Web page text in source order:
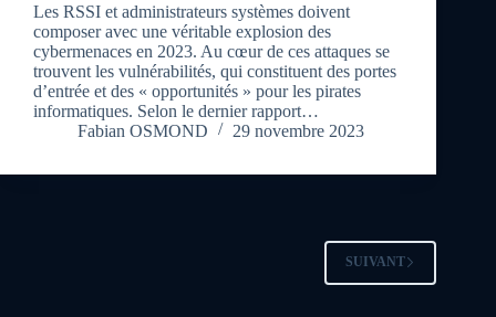
Les RSSI et administrateurs systèmes doivent
composer avec une véritable explosion des
cybermenaces en 2023. Au cœur de ces attaques se
trouvent les vulnérabilités, qui constituent des portes
d’entrée et des « opportunités » pour les pirates
informatiques. Selon le dernier rapport…
Fabian OSMOND
29 novembre 2023
SUIVANT